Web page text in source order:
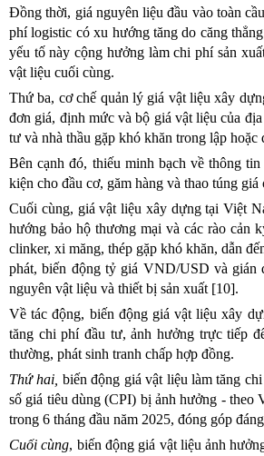
Đồng thời, giá nguyên liệu đầu vào toàn
phí logistic có xu hướng tăng do căng
yếu tố này cộng hưởng làm chi phí sản
vật liệu cuối cùng.
Thứ ba, cơ chế quản lý giá vật liệu xây
đơn giá, định mức và bộ giá vật liệu của
tư và nhà thầu gặp khó khăn trong lập
Bên cạnh đó, thiếu minh bạch về thông
kiện cho đầu cơ, găm hàng và thao túng giá
Cuối cùng, giá vật liệu xây dựng tại Việt
hướng bảo hộ thương mại và các rào cản
clinker, xi măng, thép gặp khó khăn, dẫn
phát, biến động tỷ giá VND/USD và gián
nguyên vật liệu và thiết bị sản xuất [10].
Về tác động, biến động giá vật liệu xây
tăng chi phí đầu tư, ảnh hưởng trực tiếp
thường, phát sinh tranh chấp hợp đồng.
Thứ hai, biến động giá vật liệu làm tăng
số giá tiêu dùng (CPI) bị ảnh hưởng - theo
trong 6 tháng đầu năm 2025, đóng góp
Cuối cùng, biến động giá vật liệu ảnh